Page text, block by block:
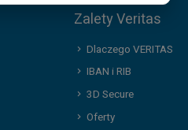
Zalety Veritas
Dlaczego VERITAS
IBAN i RIB
3D Secure
Oferty